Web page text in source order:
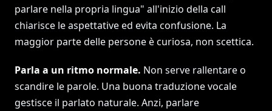
parlare nella propria lingua" all'inizio della call
chiarisce le aspettative ed evita confusione. La
maggior parte delle persone è curiosa, non scettica.
Parla a un ritmo normale. Non serve rallentare o
scandire le parole. Una buona traduzione vocale
gestisce il parlato naturale. Anzi, parlare